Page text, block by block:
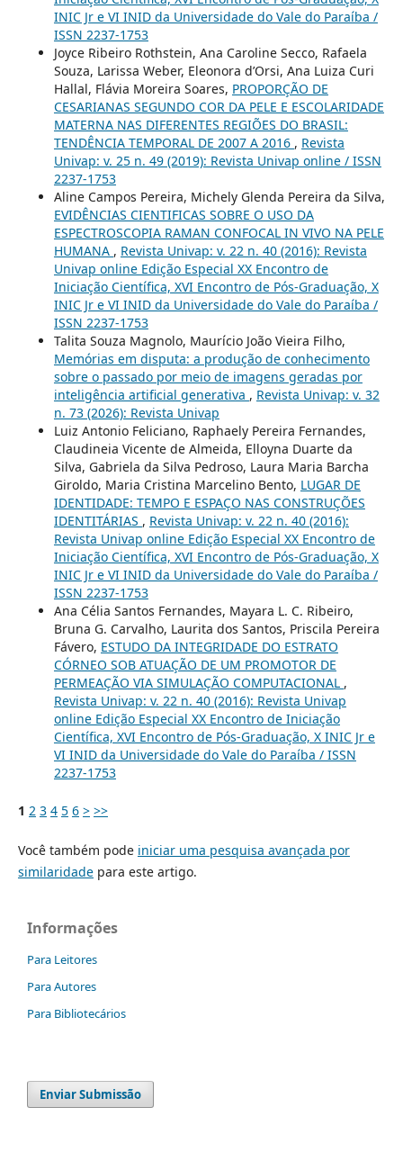
INIC Jr e VI INID da Universidade do Vale do Paraíba /
ISSN 2237-1753
Joyce Ribeiro Rothstein, Ana Caroline Secco, Rafaela
Souza, Larissa Weber, Eleonora d’Orsi, Ana Luiza Curi
Hallal, Flávia Moreira Soares, PROPORÇÃO DE
CESARIANAS SEGUNDO COR DA PELE E ESCOLARIDADE
MATERNA NAS DIFERENTES REGIÕES DO BRASIL:
TENDÊNCIA TEMPORAL DE 2007 A 2016 , Revista
Univap: v. 25 n. 49 (2019): Revista Univap online / ISSN
2237-1753
Aline Campos Pereira, Michely Glenda Pereira da Silva,
EVIDÊNCIAS CIENTIFICAS SOBRE O USO DA
ESPECTROSCOPIA RAMAN CONFOCAL IN VIVO NA PELE
HUMANA , Revista Univap: v. 22 n. 40 (2016): Revista
Univap online Edição Especial XX Encontro de
Iniciação Científica, XVI Encontro de Pós-Graduação, X
INIC Jr e VI INID da Universidade do Vale do Paraíba /
ISSN 2237-1753
Talita Souza Magnolo, Maurício João Vieira Filho,
Memórias em disputa: a produção de conhecimento
sobre o passado por meio de imagens geradas por
inteligência artificial generativa , Revista Univap: v. 32
n. 73 (2026): Revista Univap
Luiz Antonio Feliciano, Raphaely Pereira Fernandes,
Claudineia Vicente de Almeida, Elloyna Duarte da
Silva, Gabriela da Silva Pedroso, Laura Maria Barcha
Giroldo, Maria Cristina Marcelino Bento, LUGAR DE
IDENTIDADE: TEMPO E ESPAÇO NAS CONSTRUÇÕES
IDENTITÁRIAS , Revista Univap: v. 22 n. 40 (2016):
Revista Univap online Edição Especial XX Encontro de
Iniciação Científica, XVI Encontro de Pós-Graduação, X
INIC Jr e VI INID da Universidade do Vale do Paraíba /
ISSN 2237-1753
Ana Célia Santos Fernandes, Mayara L. C. Ribeiro,
Bruna G. Carvalho, Laurita dos Santos, Priscila Pereira
Fávero, ESTUDO DA INTEGRIDADE DO ESTRATO
CÓRNEO SOB ATUAÇÃO DE UM PROMOTOR DE
PERMEAÇÃO VIA SIMULAÇÃO COMPUTACIONAL ,
Revista Univap: v. 22 n. 40 (2016): Revista Univap
online Edição Especial XX Encontro de Iniciação
Científica, XVI Encontro de Pós-Graduação, X INIC Jr e
VI INID da Universidade do Vale do Paraíba / ISSN
2237-1753
1 2 3 4 5 6 > >>
Você também pode iniciar uma pesquisa avançada por
similaridadepara este artigo.
Informações
Para Leitores
Para Autores
Para Bibliotecários
Enviar Submissão